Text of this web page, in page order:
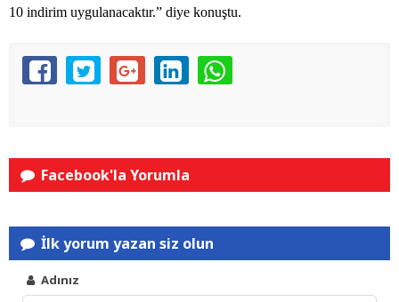
10 indirim uygulanacaktır.” diye konuştu.
Facebook'la Yorumla
İlk yorum yazan siz olun
Adınız